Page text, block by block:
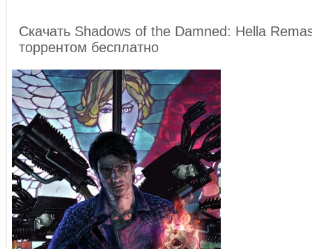
Скачать Shadows of the Damned: Hella
торрентом бесплатно